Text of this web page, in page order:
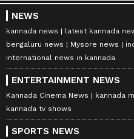
NEWS
kannada news latest kannada
bengaluru news
Mysore news
international news in kannada
ENTERTAINMENT NEWS
Kannada Cinema News kannada
kannada tv shows
SPORTS NEWS